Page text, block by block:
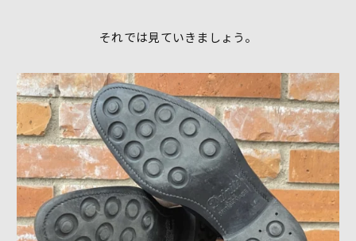
それでは見ていきましょう。